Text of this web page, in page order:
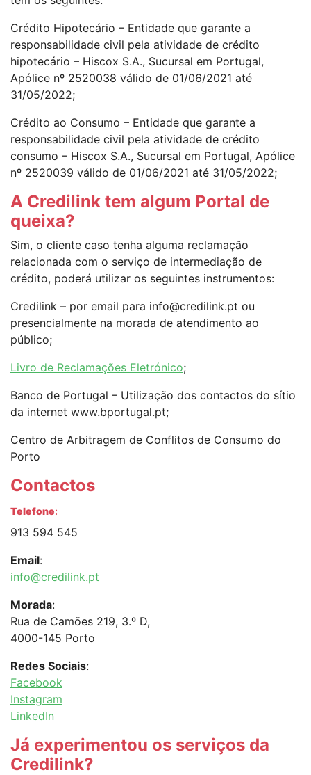
Crédito Hipotecário – Entidade que garante a
responsabilidade civil pela atividade de crédito
hipotecário – Hiscox S.A., Sucursal em Portugal,
Apólice nº 2520038 válido de 01/06/2021 até
31/05/2022;
Crédito ao Consumo – Entidade que garante a
responsabilidade civil pela atividade de crédito
consumo – Hiscox S.A., Sucursal em Portugal, Apólice
nº 2520039 válido de 01/06/2021 até 31/05/2022;
A Credilink tem algum Portal de
queixa?
Sim, o cliente caso tenha alguma reclamação
relacionada com o serviço de intermediação de
crédito, poderá utilizar os seguintes instrumentos:
Credilink – por email para info@credilink.pt ou
presencialmente na morada de atendimento ao
público;
Livro de Reclamações Eletrónico;
Banco de Portugal – Utilização dos contactos do sítio
da internet www.bportugal.pt;
Centro de Arbitragem de Conflitos de Consumo do
Porto
Contactos
Telefone:
913 594 545
Email:
info@credilink.pt
Morada:
Rua de Camões 219, 3.º D,
4000-145 Porto
Redes Sociais:
Facebook
Instagram
LinkedIn
Já experimentou os serviços da
Credilink?